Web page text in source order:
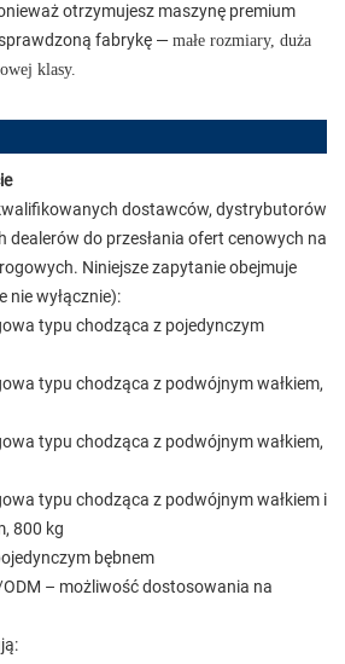
otrzymujesz maszynę premium
fabrykę — małe rozmiary, duża
klasy.
dostawców, dystrybutorów
dealerów do przesłania ofert cenowych na
Niniejsze zapytanie obejmuje
nie wyłącznie):
typu chodząca z pojedynczym
typu chodząca z podwójnym wałkiem,
typu chodząca z podwójnym wałkiem,
typu chodząca z podwójnym wałkiem i
800 kg
bębnem
– możliwość dostosowania na